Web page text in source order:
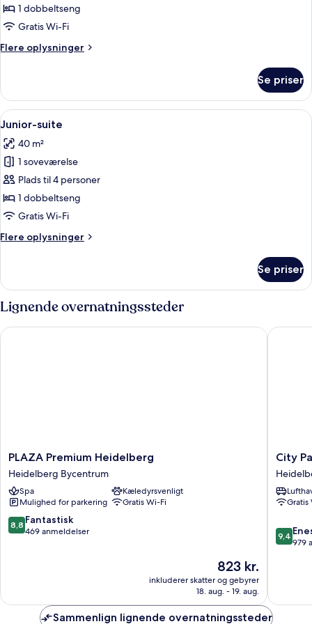
dobbeltværelse
1 dobbeltseng
Gratis Wi-Fi
Flere oplysninger
Flere
dobbeltværelse
Se priser
Indlæs
alle
billeder
af
Junior-
suite
Junior-suite | Pengeskab på
2
Junior-suite
40 m²
1 soveværelse
Plads til 4 personer
1 dobbeltseng
Gratis Wi-Fi
Flere oplysninger
Flere
suite
Se priser
Lignende overnatningssteder
PLAZA
Premium
Heidelberg
Heidelberg
Bycentrum
PLAZA Premium Heidelberg
Heidelberg Bycentrum
Spa
Kæledyrsvenligt
Mulighed for parkering
Gratis Wi-Fi
8.8
ud
8,8 Fantastisk
469 anmeldelser
Prisen
823 kr.
823 kr.
inkluderer skatter og gebyrer
18. aug. - 19. aug.
PLAZA Premium Heidelberg
City
Partner
Hotel
Hof
City
Gratis
9.4
ud
9,4
979
City
Sammenlign lignende overnatningssteder